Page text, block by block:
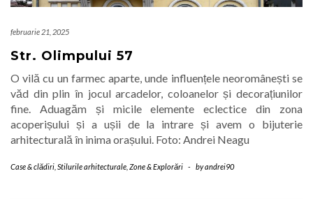
februarie 21, 2025
Str. Olimpului 57
O vilă cu un farmec aparte, unde influențele neoromânești se
văd din plin în jocul arcadelor, coloanelor și decorațiunilor
fine. Aduagăm și micile elemente eclectice din zona
acoperișului și a ușii de la intrare și avem o bijuterie
arhitecturală în inima orașului. Foto: Andrei Neagu
Case & clădiri Stilurile arhitecturale Zone & Explorări - byandrei90